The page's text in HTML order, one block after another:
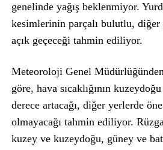
genelinde yağış beklenmiyor.
kesimlerinin parçalı bulutlu,
açık geçeceği tahmin ediliyor.
Meteoroloji Genel
göre, hava sıcaklığının
derece artacağı, diğer yerlerde
olmayacağı tahmin ediliyor.
kuzey ve kuzeydoğu, güney ve